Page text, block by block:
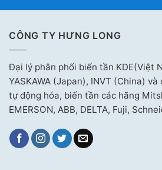
CÔNG TY HƯNG LONG
Đại lý phân phối biến tần KDE(Việt
YASKAWA (Japan), INVT (China)
tự động hóa, biến tần các hãng
EMERSON, ABB, DELTA, Fuji,